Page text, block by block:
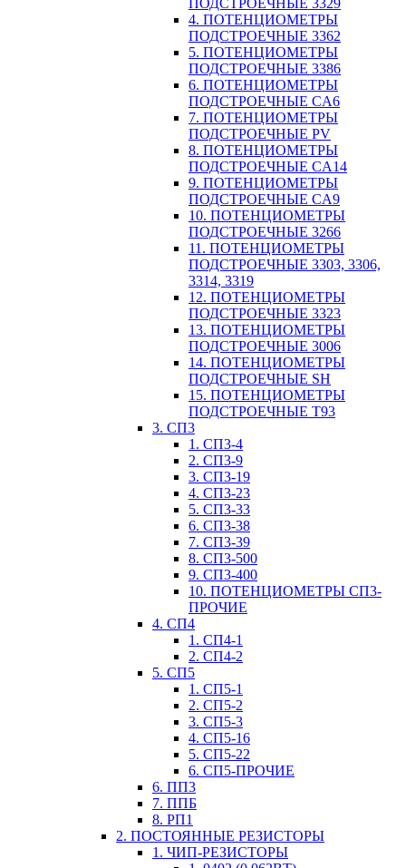
ПОДСТРОЕЧНЫЕ 3329
4. ПОТЕНЦИОМЕТРЫ
ПОДСТРОЕЧНЫЕ 3362
5. ПОТЕНЦИОМЕТРЫ
ПОДСТРОЕЧНЫЕ 3386
6. ПОТЕНЦИОМЕТРЫ
ПОДСТРОЕЧНЫЕ CA6
7. ПОТЕНЦИОМЕТРЫ
ПОДСТРОЕЧНЫЕ PV
8. ПОТЕНЦИОМЕТРЫ
ПОДСТРОЕЧНЫЕ CA14
9. ПОТЕНЦИОМЕТРЫ
ПОДСТРОЕЧНЫЕ CA9
10. ПОТЕНЦИОМЕТРЫ
ПОДСТРОЕЧНЫЕ 3266
11. ПОТЕНЦИОМЕТРЫ
ПОДСТРОЕЧНЫЕ 3303, 3306,
3314, 3319
12. ПОТЕНЦИОМЕТРЫ
ПОДСТРОЕЧНЫЕ 3323
13. ПОТЕНЦИОМЕТРЫ
ПОДСТРОЕЧНЫЕ 3006
14. ПОТЕНЦИОМЕТРЫ
ПОДСТРОЕЧНЫЕ SH
15. ПОТЕНЦИОМЕТРЫ
ПОДСТРОЕЧНЫЕ Т93
3. СП3
1. СП3-4
2. СП3-9
3. СП3-19
4. СП3-23
5. СП3-33
6. СП3-38
7. СП3-39
8. СП3-500
9. СП3-400
10. ПОТЕНЦИОМЕТРЫ СП3-
ПРОЧИЕ
4. СП4
1. СП4-1
2. СП4-2
5. СП5
1. СП5-1
2. СП5-2
3. СП5-3
4. СП5-16
5. СП5-22
6. СП5-ПРОЧИЕ
6. ПП3
7. ППБ
8. РП1
2. ПОСТОЯННЫЕ РЕЗИСТОРЫ
1. ЧИП-РЕЗИСТОРЫ